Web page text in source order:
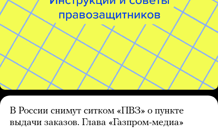
В России снимут ситком «ПВЗ» о пункте
выдачи заказов. Глава «Газпром-медиа»